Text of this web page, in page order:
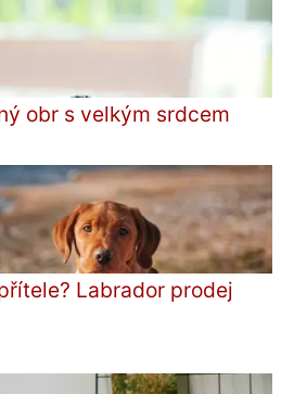
obr s velkým srdcem
Labrador prodej